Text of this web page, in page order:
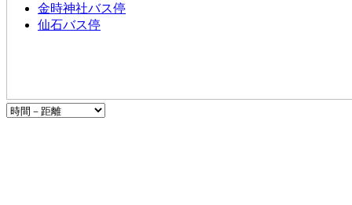
金時神社バス停
仙石バス停